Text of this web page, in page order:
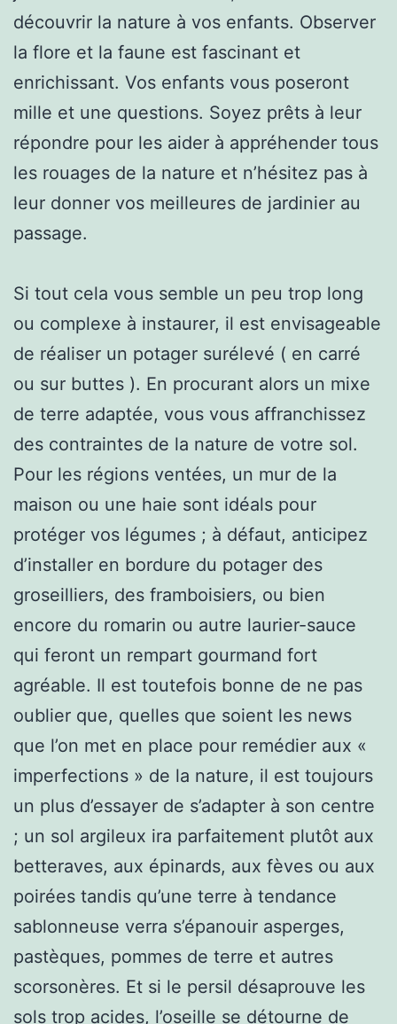
découvrir la nature à vos enfants. Observer
la flore et la faune est fascinant et
enrichissant. Vos enfants vous poseront
mille et une questions. Soyez prêts à leur
répondre pour les aider à appréhender tous
les rouages de la nature et n’hésitez pas à
leur donner vos meilleures de jardinier au
passage.
Si tout cela vous semble un peu trop long
ou complexe à instaurer, il est envisageable
de réaliser un potager surélevé ( en carré
ou sur buttes ). En procurant alors un mixe
de terre adaptée, vous vous affranchissez
des contraintes de la nature de votre sol.
Pour les régions ventées, un mur de la
maison ou une haie sont idéals pour
protéger vos légumes ; à défaut, anticipez
d’installer en bordure du potager des
groseilliers, des framboisiers, ou bien
encore du romarin ou autre laurier-sauce
qui feront un rempart gourmand fort
agréable. Il est toutefois bonne de ne pas
oublier que, quelles que soient les news
que l’on met en place pour remédier aux «
imperfections » de la nature, il est toujours
un plus d’essayer de s’adapter à son centre
; un sol argileux ira parfaitement plutôt aux
betteraves, aux épinards, aux fèves ou aux
poirées tandis qu’une terre à tendance
sablonneuse verra s’épanouir asperges,
pastèques, pommes de terre et autres
scorsonères. Et si le persil désaprouve les
sols trop acides, l’oseille se détourne de